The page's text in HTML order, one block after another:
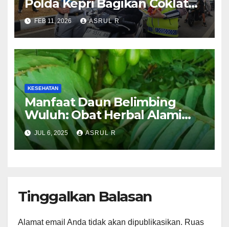
Polda Kepri Bagikan Coklat
Kepada Pengendara Sebagai
Wujud Tertib Berlalu Lintas
FEB 11, 2026 ASRUL R
KESEHATAN
Manfaat Daun Belimbing
Wuluh: Obat Herbal Alami
yang Mulai Dilirik Masyarakat
Luar Negri
JUL 6, 2025 ASRUL R
Tinggalkan Balasan
Alamat email Anda tidak akan dipublikasikan. Ruas